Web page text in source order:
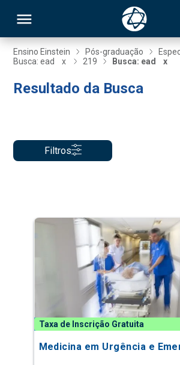
Ensino Einstein Pós-graduação
Busca: ead
x 219 Busca: ead x
Resultado da Busca
Filtros
Taxa de Inscrição Gratuita
Medicina em Urgência e